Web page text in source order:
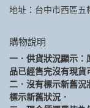
地址：台中市西區
購物說明
一．供貨狀況顯示：
品已經售完沒有現貨
二．沒有標示新舊況
標示新舊狀況．